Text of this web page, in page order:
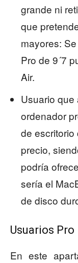
grande ni
que
mayores:
Pro de 9´7
Air.
Usuario
ordenador
de escritorio
precio,
podría
sería el
de disco
Usuarios Pro
En este